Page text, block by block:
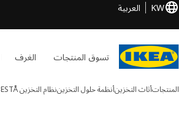
KW العربية
تسوق المنتجات الغرف
المنتجاتأثاث التخزينأنظمة حلول التخزيننظام التخزين BESTÅ